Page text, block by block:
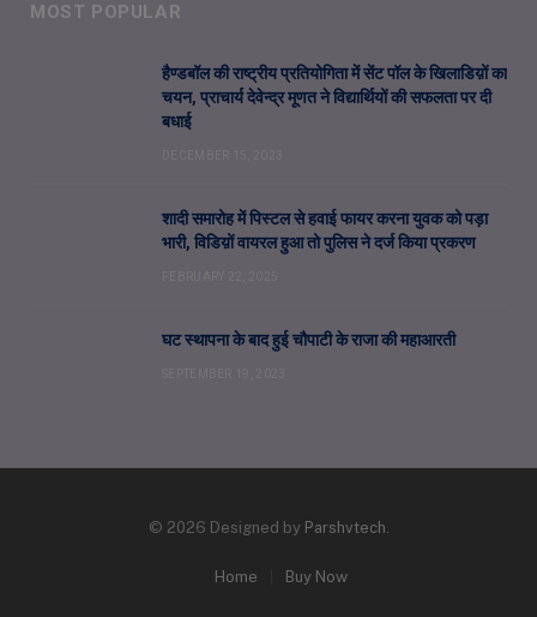
MOST POPULAR
हैण्डबॉल की राष्ट्रीय प्रतियोगिता में सेंट पॉल के खिलाडिय़ों का
चयन, प्राचार्य देवेन्द्र मूणत ने विद्यार्थियों की सफलता पर दी
बधाई
शादी समारोह में पिस्टल से हवाई फायर करना युवक को पड़ा
भारी, विडिय़ों वायरल हुआ तो पुलिस ने दर्ज किया प्रकरण
घट स्थापना के बाद हुई चौपाटी के राजा की महाआरती
© 2026 Designed by Parshvtech.
Home Buy Now